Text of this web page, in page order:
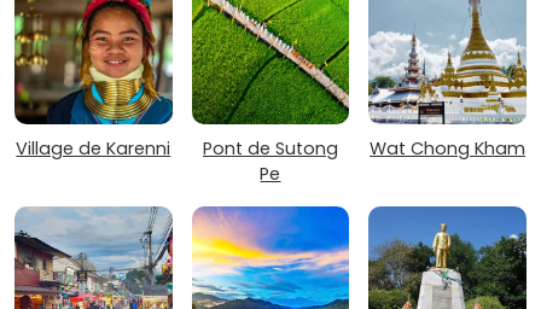
Village de Karenni
Pont de Sutong
Pe
Wat Chong Kham